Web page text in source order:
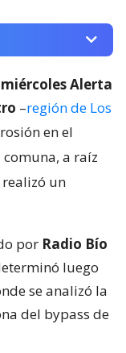
Alerta
–región de Los
en el
a raíz
un
por Radio Bío
luego
se analizó la
del bypass de